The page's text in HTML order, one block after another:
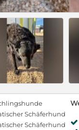
Schäferhund
Schäferhund